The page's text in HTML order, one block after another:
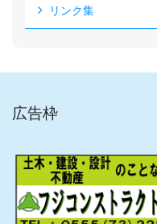
リンク集
広告枠